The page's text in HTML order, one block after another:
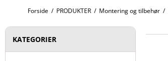
Forside / PRODUKTER / Montering og tilbehør /
KATEGORIER